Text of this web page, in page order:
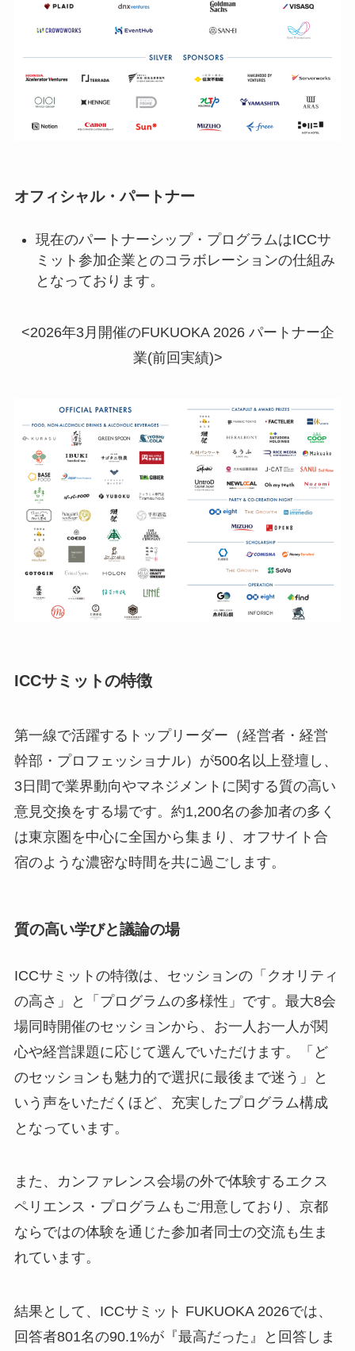
オフィシャル・パートナー
現在のパートナーシップ・プログラムはICCサ
ミット参加企業とのコラボレーションの仕組み
となっております。
<2026年3月開催のFUKUOKA 2026 パートナー企
業(前回実績)>
ICCサミットの特徴
第一線で活躍するトップリーダー（経営者・経営
幹部・プロフェッショナル）が500名以上登壇し、
3日間で業界動向やマネジメントに関する質の高い
意見交換をする場です。約1,200名の参加者の多く
は東京圏を中心に全国から集まり、オフサイト合
宿のような濃密な時間を共に過ごします。
質の高い学びと議論の場
ICCサミットの特徴は、セッションの「クオリティ
の高さ」と「プログラムの多様性」です。最大8会
場同時開催のセッションから、お一人お一人が関
心や経営課題に応じて選んでいただけます。「ど
のセッションも魅力的で選択に最後まで迷う」と
いう声をいただくほど、充実したプログラム構成
となっています。
また、カンファレンス会場の外で体験するエクス
ペリエンス・プログラムもご用意しており、京都
ならではの体験を通じた参加者同士の交流も生ま
れています。
結果として、ICCサミット FUKUOKA 2026では、
回答者801名の90.1%が『最高だった』と回答しま